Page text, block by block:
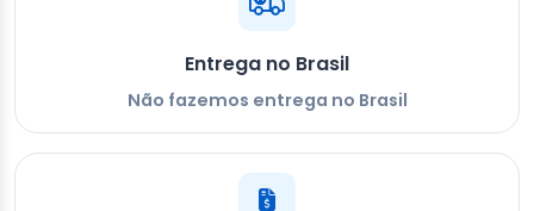
Entrega no Brasil
Não fazemos entrega no Brasil